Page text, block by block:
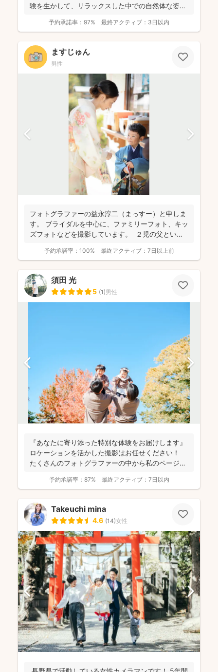
験を生かして、リラックスした中での自然体な姿の
予約承諾率： 97% 最終アクティブ： 3日以内
ますじゅん
男性
フォトグラファーの益永淳二（まっすー）と申しま
す。 ブライダルを中心に、ファミリーフォト、キッ
ズフォトなどを撮影しています。 ２児の父という
予約承諾率： 100% 最終アクティブ： 7日以上前
須田 光
5 (1)男性
『あなたに寄り添った特別な体験をお届けします』
ロケーションを活かした撮影はお任せください！
たくさんのフォトグラファーの中から私のページに
予約承諾率： 87% 最終アクティブ： 7日以内
Takeuchi mina
4.6 (14)女性